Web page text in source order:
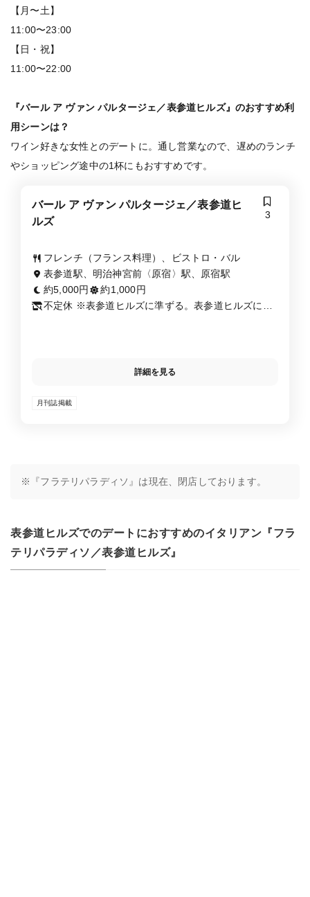
【月〜土】
11:00〜23:00
【日・祝】
11:00〜22:00
『バール ア ヴァン パルタージェ／表参道ヒルズ』のおすすめ利
用シーンは？
ワイン好きな女性とのデートに。通し営業なので、遅めのランチ
やショッピング途中の1杯にもおすすめです。
バール ア ヴァン パルタージェ／表参道ヒ
ルズ
3
フレンチ（フランス料理）、ビストロ・バル
表参道駅、明治神宮前〈原宿〉駅、原宿駅
約5,000円
約1,000円
不定休 ※表参道ヒルズに準ずる。表参道ヒルズにお
詳細を見る
月刊誌掲載
※『フラテリパラディソ』は現在、閉店しております。
表参道ヒルズでのデートにおすすめのイタリアン『フラ
テリパラディソ／表参道ヒルズ』